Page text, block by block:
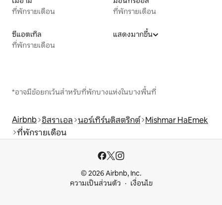
ที่พักรายเดือน
ที่พักรายเดือน
ซีแอตเทิล
ที่พักรายเดือน
แสดงมากขึ้น
*อาจมีข้อยกเว้นสำหรับที่พักบางแห่งในบางพื้นที่
Airbnb อิสราเอล นอร์เทิร์นดิสตริกต์ Mishmar HaEmek
ที่พักรายเดือน
© 2026 Airbnb, Inc.
ความเป็นส่วนตัว
เงื่อนไข